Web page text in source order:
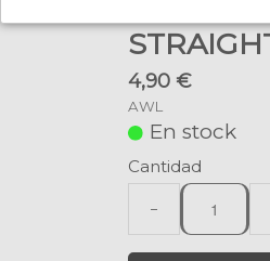
4,90 €
AWL
En stock
Cantidad
−